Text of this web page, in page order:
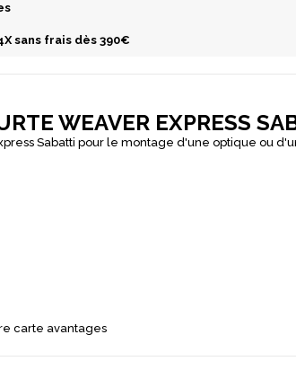
sans frais dès 390€
WEAVER EXPRESS
Sabatti pour le montage d'une optique ou
carte avantages